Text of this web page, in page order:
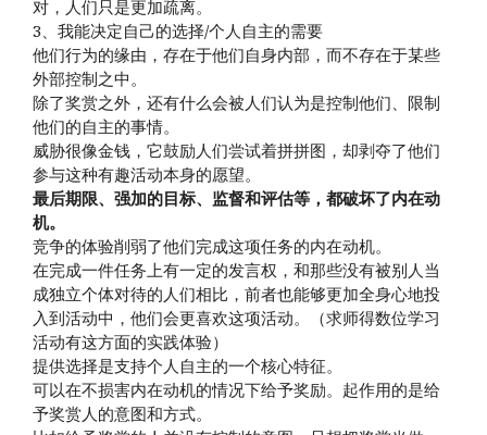
对，人们只是更加疏离。
3、我能决定自己的选择/个人自主的需要
他们行为的缘由，存在于他们自身内部，而不存在于某些
外部控制之中。
除了奖赏之外，还有什么会被人们认为是控制他们、限制
他们的自主的事情。
威胁很像金钱，它鼓励人们尝试着拼拼图，却剥夺了他们
参与这种有趣活动本身的愿望。
最后期限、强加的目标、监督和评估等，都破坏了内在动
机。
竞争的体验削弱了他们完成这项任务的内在动机。
在完成一件任务上有一定的发言权，和那些没有被别人当
成独立个体对待的人们相比，前者也能够更加全身心地投
入到活动中，他们会更喜欢这项活动。（求师得数位学习
活动有这方面的实践体验）
提供选择是支持个人自主的一个核心特征。
可以在不损害内在动机的情况下给予奖励。起作用的是给
予奖赏人的意图和方式。